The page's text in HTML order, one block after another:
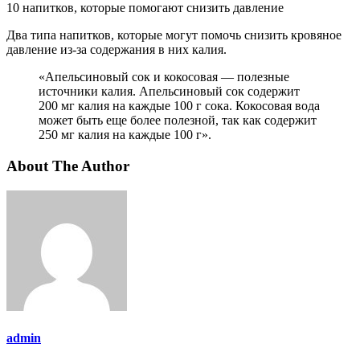
10 напитков, которые помогают снизить давление
Два типа напитков, которые могут помочь снизить кровяное
давление из-за содержания в них калия.
«Апельсиновый сок и кокосовая — полезные
источники калия. Апельсиновый сок содержит
200 мг калия на каждые 100 г сока. Кокосовая вода
может быть еще более полезной, так как содержит
250 мг калия на каждые 100 г».
About The Author
admin